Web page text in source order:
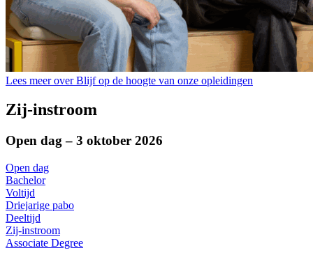
Lees meer over Blijf op de hoogte van onze opleidingen
Zij-instroom
Open dag – 3 oktober 2026
Open dag
Bachelor
Voltijd
Driejarige pabo
Deeltijd
Zij-instroom
Associate Degree